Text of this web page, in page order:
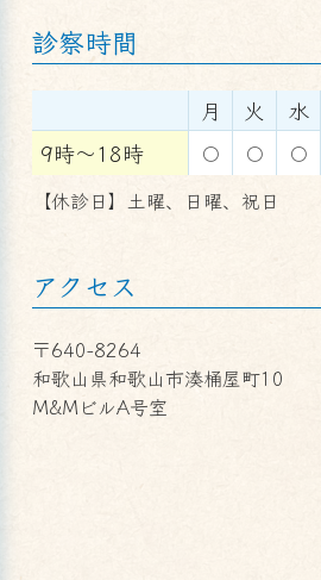
診察時間
月 火 水
9時～18時
〇 〇 〇
【休診日】土曜、日曜、祝日
アクセス
〒640-8264
和歌山県和歌山市湊桶屋町10
M&MビルA号室